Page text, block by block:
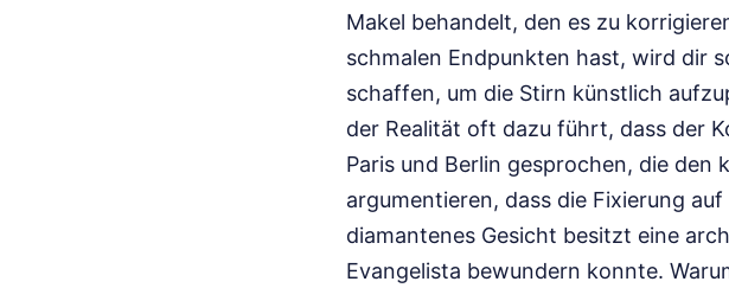
Makel behandelt, den es zu
schmalen Endpunkten hast, wird dir
schaffen, um die Stirn künstlich
der Realität oft dazu führt, dass der
Paris und Berlin gesprochen, die den
argumentieren, dass die Fixierung
diamantenes Gesicht besitzt eine
Evangelista bewundern konnte.